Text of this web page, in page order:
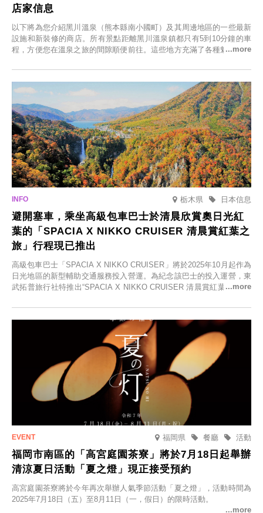
店家信息
以下將為您介紹黑川溫泉（熊本縣南小國町）及其周邊地區的一些最新
設施和新裝修的商店。所有景點距離黑川溫泉鎮都只有5到10分鐘的車
程，方便您在溫泉之旅的間隙順便前往。這些地方充滿了各種魅力，包
食材的餐廳。讓您體驗黑川溫泉的全新樂趣。
栃木県 日本信息
避開塞車，乘坐高級包車巴士於清晨欣賞奧日光紅
葉的「SPACIA X NIKKO CRUISER 清晨賞紅葉之
旅」行程現已推出
高級包車巴士「SPACIA X NIKKO CRUISER」將於2025年10月起作為
日光地區的新型輔助交通服務投入營運。為紀念該巴士的投入運營，東
武拓普旅行社特推出“SPACIA X NIKKO CRUISER 清晨賞紅葉之旅”，
福岡県 活動
餐廳
福岡市南區的「高宮庭園茶寮」將於7月18日起舉辦
清涼夏日活動「夏之燈」現正接受預約
高宮庭園茶寮將於今年再次舉辦人氣季節活動「夏之燈」，活動時間為
2025年7月18日（五）至8月11日（一，假日）的限時活動。